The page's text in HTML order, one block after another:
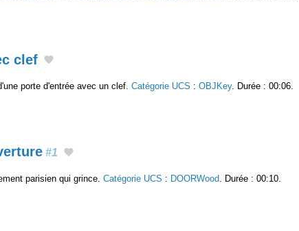
clef
porte d'entrée avec un clef. Catégorie UCS : OBJKey. Durée : 00:06.
#1
parisien qui grince. Catégorie UCS : DOORWood. Durée : 00:10.